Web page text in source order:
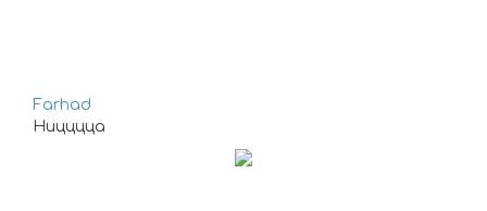
Farhad
Ницццца